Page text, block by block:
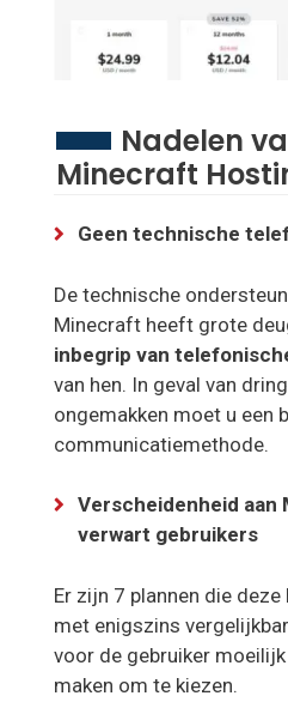
Nadelen
Minecraft
Geen technische
De technische
Minecraft heeft grote
inbegrip van
van hen. In geval van
ongemakken moet u een
communicatiemethode.
Verscheidenheid
verwart gebruikers
Er zijn 7 plannen die
met enigszins
voor de gebruiker
maken om te kiezen.